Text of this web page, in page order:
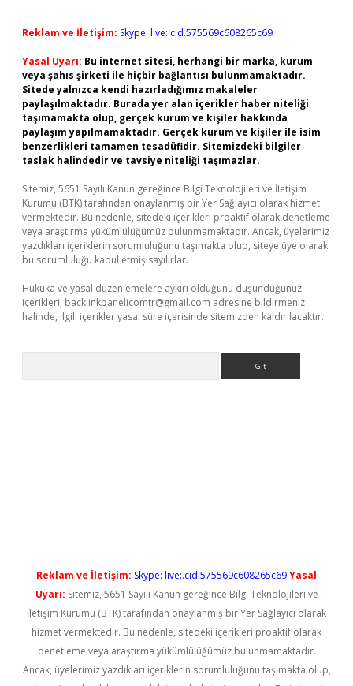
Reklam ve İletişim: Skype: live:.cid.575569c608265c69
Yasal Uyarı: Bu internet sitesi, herhangi bir marka, kurum
veya şahıs şirketi ile hiçbir bağlantısı bulunmamaktadır.
Sitede yalnızca kendi hazırladığımız makaleler
paylaşılmaktadır. Burada yer alan içerikler haber niteliği
taşımamakta olup, gerçek kurum ve kişiler hakkında
paylaşım yapılmamaktadır. Gerçek kurum ve kişiler ile isim
benzerlikleri tamamen tesadüfidir. Sitemizdeki bilgiler
taslak halindedir ve tavsiye niteliği taşımazlar.
Sitemiz, 5651 Sayılı Kanun gereğince Bilgi Teknolojileri ve İletişim
Kurumu (BTK) tarafından onaylanmış bir Yer Sağlayıcı olarak hizmet
vermektedir. Bu nedenle, sitedeki içerikleri proaktif olarak denetleme
veya araştırma yükümlülüğümüz bulunmamaktadır. Ancak, üyelerimiz
yazdıkları içeriklerin sorumluluğunu taşımakta olup, siteye üye olarak
bu sorumluluğu kabul etmiş sayılırlar.
Hukuka ve yasal düzenlemelere aykırı olduğunu düşündüğünüz
içerikleri, backlinkpanelicomtr@gmail.com adresine bildirmeniz
halinde, ilgili içerikler yasal süre içerisinde sitemizden kaldırılacaktır.
Reklam ve İletişim: Skype: live:.cid.575569c608265c69Yasal
Uyarı: Sitemiz, 5651 Sayılı Kanun gereğince Bilgi Teknolojileri ve
İletişim Kurumu (BTK) tarafından onaylanmış bir Yer Sağlayıcı olarak
hizmet vermektedir. Bu nedenle, sitedeki içerikleri proaktif olarak
denetleme veya araştırma yükümlülüğümüz bulunmamaktadır.
Ancak, üyelerimiz yazdıkları içeriklerin sorumluluğunu taşımakta olup,